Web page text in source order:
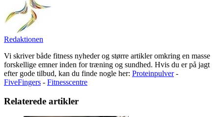
Redaktionen
Vi skriver både fitness nyheder og større artikler omkring en masse
forskellige emner inden for træning og sundhed. Hvis du er på jagt
efter gode tilbud, kan du finde nogle her: Proteinpulver-
FiveFingers - Fitnesscentre
Relaterede artikler